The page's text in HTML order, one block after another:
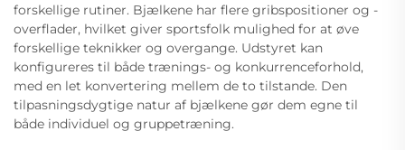
forskellige rutiner. Bjælkene har flere gribspositioner og -
overflader, hvilket giver sportsfolk mulighed for at øve
forskellige teknikker og overgange. Udstyret kan
konfigureres til både trænings- og konkurrenceforhold,
med en let konvertering mellem de to tilstande. Den
tilpasningsdygtige natur af bjælkene gør dem egne til
både individuel og gruppetræning.